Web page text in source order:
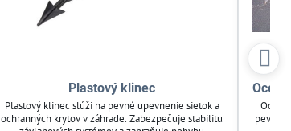
Plastový klinec
Plastový klinec slúži na pevné upevnenie sietok a
ochranných krytov v záhrade. Zabezpečuje stabilitu
pevné